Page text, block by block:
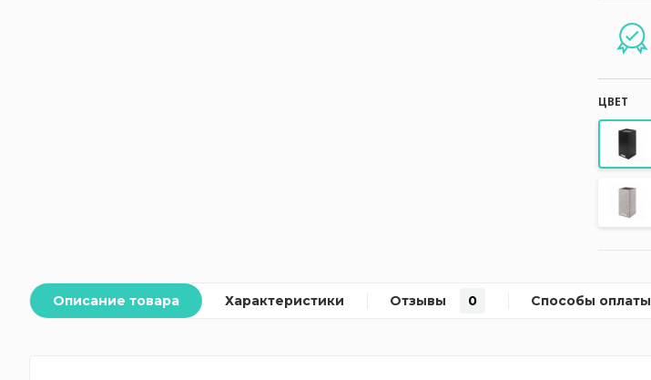
ЦВЕТ
Описание товара Характеристики Отзывы 0 Способы оплаты